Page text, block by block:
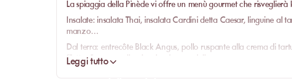
La spiaggia della Pinède vi offre un menù gourmet che risveglierà
Insalate: insalata Thai, insalata Cardini detta Caesar, linguine al
manzo…
Dal terra: entrecôte Black Angus, pollo ruspante alla crema di
filetto di manzo alla plancha, burger della casa..
Leggi tutto